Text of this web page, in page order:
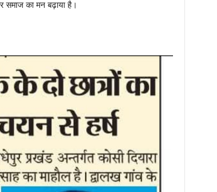
समाज का मन बढ़ाया है।